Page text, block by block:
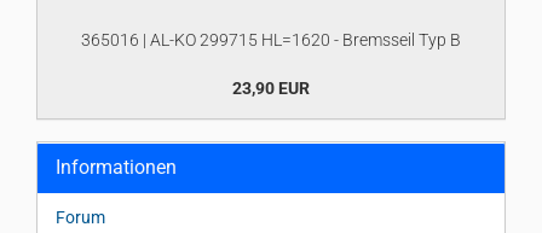
365016 | AL-KO 299715 HL=1620 - Bremsseil Typ B
23,90 EUR
Informationen
Forum